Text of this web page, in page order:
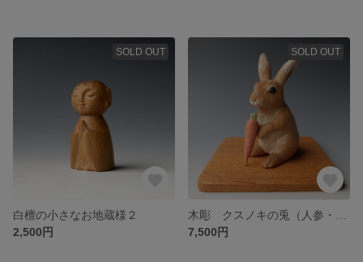
SOLD OUT
白檀の小さなお地蔵様２
2,500円
SOLD OUT
7,500円